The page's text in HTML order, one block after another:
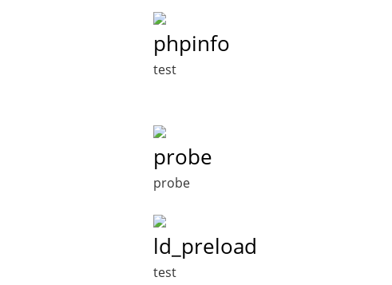
phpinfo
test
probe
probe
ld_preload
test